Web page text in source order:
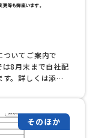
いてご案内で
8月末まで自社配
。詳しくは添付
そのほか